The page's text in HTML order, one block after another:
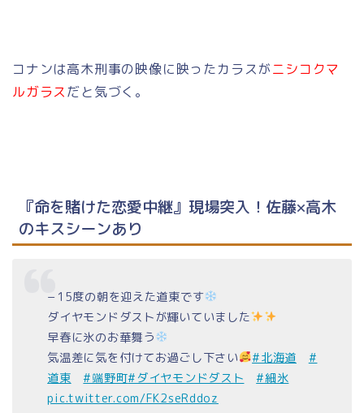
コナンは高木刑事の映像に映ったカラスがニシコクマ
ルガラスだと気づく。
『命を賭けた恋愛中継』現場突入！佐藤×高木
のキスシーンあり
−15度の朝を迎えた道東です
ダイヤモンドダストが輝いていました
早春に氷のお華舞う
気温差に気を付けてお過ごし下さい
#北海道
#
道東
#端野町#ダイヤモンドダスト
#細氷
pic.twitter.com/FK2seRddoz